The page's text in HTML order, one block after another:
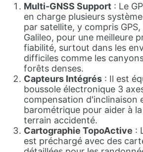
Multi-GNSS Support : Le
en charge plusieurs
par satellite, y compris GPS,
Galileo, pour une meilleure
fiabilité, surtout dans les
difficiles comme les
forêts denses.
Capteurs Intégrés : Il est
boussole électronique 3
compensation d'inclinaison
barométrique pour aider à
terrain accidenté.
Cartographie TopoActive :
est préchargé avec des